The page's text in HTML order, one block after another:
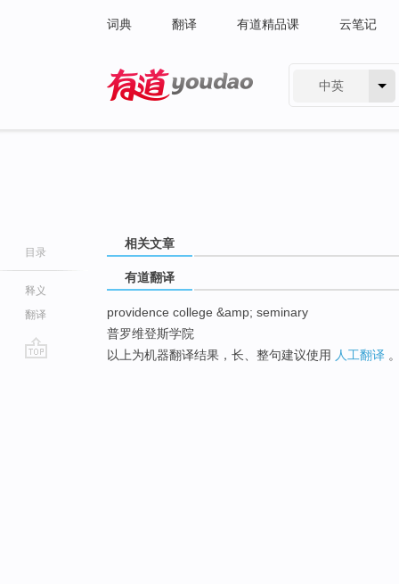
词典 翻译 有道精品课 云笔记
中英
目录
释义
翻译
相关文章
有道翻译
providence college &amp; seminary
普罗维登斯学院
以上为机器翻译结果，长、整句建议使用 人工翻译